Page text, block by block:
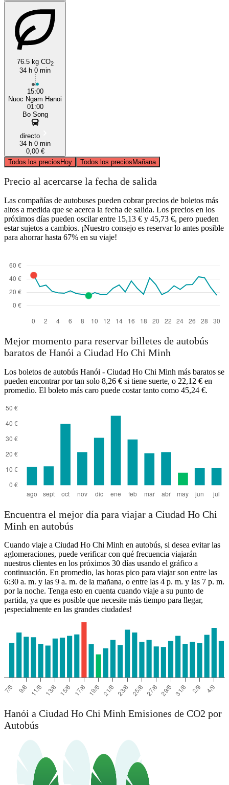
76.5 kg CO2
34 h 0 min
15:00
Nuoc Ngam Hanoi
01:00
Bo Song
directo
34 h 0 min
0,00 €
Todos los preciosHoy Todos los preciosMañana
Precio al acercarse la fecha de salida
Las compañías de autobuses pueden cobrar precios de boletos más
altos a medida que se acerca la fecha de salida. Los precios en los
próximos días pueden oscilar entre 15,13 € y 45,73 €, pero pueden
estar sujetos a cambios. ¡Nuestro consejo es reservar lo antes posible
para ahorrar hasta 67% en su viaje!
Mejor momento para reservar billetes de autobús
baratos de Hanói a Ciudad Ho Chi Minh
Los boletos de autobús Hanói - Ciudad Ho Chi Minh más baratos se
pueden encontrar por tan solo 8,26 € si tiene suerte, o 22,12 € en
promedio. El boleto más caro puede costar tanto como 45,24 €.
Encuentra el mejor día para viajar a Ciudad Ho Chi
Minh en autobús
Cuando viaje a Ciudad Ho Chi Minh en autobús, si desea evitar las
aglomeraciones, puede verificar con qué frecuencia viajarán
nuestros clientes en los próximos 30 días usando el gráfico a
continuación. En promedio, las horas pico para viajar son entre las
6:30 a. m. y las 9 a. m. de la mañana, o entre las 4 p. m. y las 7 p. m.
por la noche. Tenga esto en cuenta cuando viaje a su punto de
partida, ya que es posible que necesite más tiempo para llegar,
¡especialmente en las grandes ciudades!
Hanói a Ciudad Ho Chi Minh Emisiones de CO2 por
Autobús